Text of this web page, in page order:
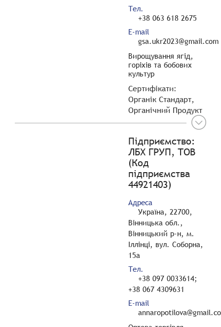
Тел.
+38 063 618 2675
E-mail
gsa.ukr2023@gmail.com
Вирощування ягід,
горіхів та бобових
культур
Сертифікати:
Органік Стандарт,
Органічний Продукт
Підприємство:
ЛБХ ГРУП, ТОВ
(Код
підприємства
44921403)
Адреса
Україна, 22700,
Вінницька обл.,
Вінницький р-н, м.
Іллінці, вул. Соборна,
15а
Тел.
+38 097 0033614;
+38 067 4309631
E-mail